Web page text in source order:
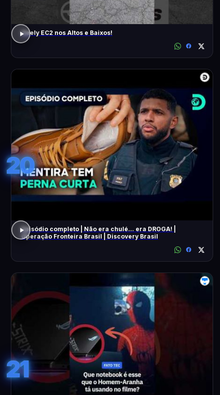
Geely EC2 nos Altos e Baixos!
20
Episódio completo | Não era chulé... era DROGA! |
Operação Fronteira Brasil | Discovery Brasil
21